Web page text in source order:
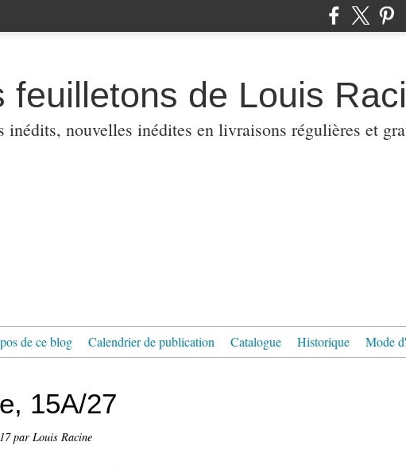
feuilletons de Louis
inédits, nouvelles inédites en livraisons régulières et
de ce blog Calendrier de publication Catalogue Historique Mode
15A/27
par Louis Racine